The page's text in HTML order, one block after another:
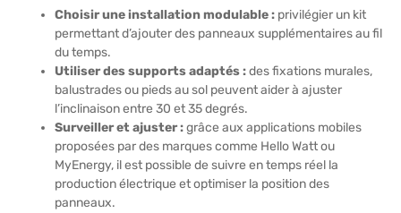
Choisir une installation modulable : privilégier un kit
permettant d’ajouter des panneaux supplémentaires au fil
du temps.
Utiliser des supports adaptés :des fixations murales,
balustrades ou pieds au sol peuvent aider à ajuster
l’inclinaison entre 30 et 35 degrés.
Surveiller et ajuster :grâce aux applications mobiles
proposées par des marques comme Hello Watt ou
MyEnergy, il est possible de suivre en temps réel la
production électrique et optimiser la position des
panneaux.